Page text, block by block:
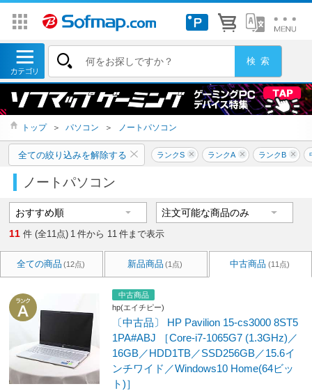
トップ ＞ パソコン ＞ ノートパソコン
全ての絞り込みを解除する ランクS ランクA ランクB
ノートパソコン
11 件 (全11点) 1 件から 11 件まで表示
全ての商品 (12点) 新品商品 (1点) 中古商品 (11点)
中古商品
hp(エイチピー)
〔中古品〕 HP Pavilion 15-cs3000 8ST5
1PA#ABJ ［Core-i7-1065G7 (1.3GHz)／
16GB／HDD1TB／SSD256GB／15.6イ
ンチワイド／Windows10 Home(64ビッ
ト)］